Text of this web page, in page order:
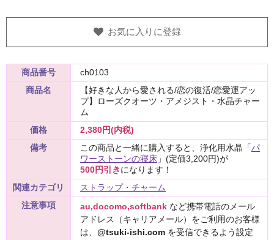
お気に入りに登録
商品番号
ch0103
商品名
【好きな人から愛される/恋の復活/恋愛運アッ
プ】ローズクオーツ・アメジスト・水晶チャー
ム
価格
2,380円(内税)
備考
この商品と一緒に購入すると、浄化用水晶「 パ
ワーストーンの寝床 」(定価3,200円)が
500円引き になります！
関連カテゴリ
ストラップ・チャーム
注意事項
au,docomo,softbank など携帯電話のメール
アドレス（キャリアメール）をご利用のお客様
は、 @tsuki-ishi.com を受信できるよう設定